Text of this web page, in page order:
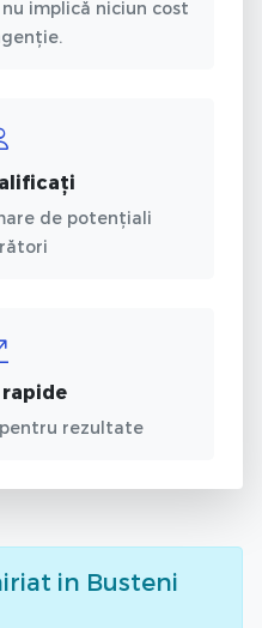
implică niciun cost
de potențiali
rezultate
in Busteni